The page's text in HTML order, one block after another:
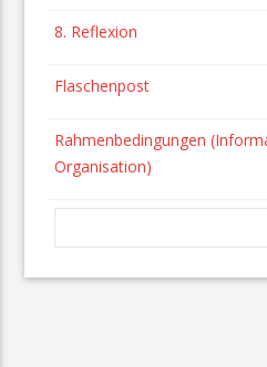
8. Reflexion
Flaschenpost
Rahmenbedingungen
Organisation)